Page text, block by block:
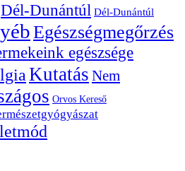
Dél-Dunántúl Dél-Dunántúl
Egészségmegőrzés
egészsége
Kutatás Nem
Orvos Kereső